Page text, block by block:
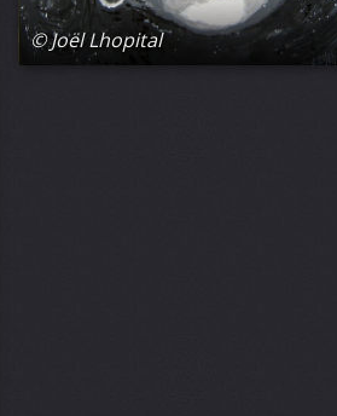
© Joël Lhopital